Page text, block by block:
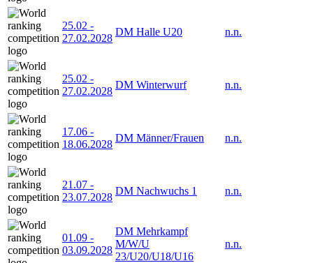
25.02 -
27.02.2028
DM Halle U20 n.n.
25.02 -
27.02.2028
DM Winterwurf n.n.
17.06 -
18.06.2028
DM Männer/Frauen n.n.
21.07 -
23.07.2028
DM Nachwuchs 1 n.n.
01.09 -
03.09.2028
DM Mehrkampf
M/W/U
23/U20/U18/U16
n.n.